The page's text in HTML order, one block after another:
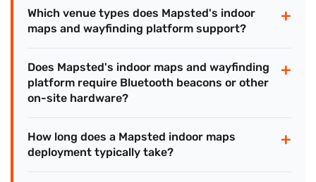
Which venue types does Mapsted's indoor
maps and wayfinding platform support?
+
Does Mapsted's indoor maps and wayfinding
platform require Bluetooth beacons or other
on-site hardware?
+
How long does a Mapsted indoor maps
deployment typically take?
+